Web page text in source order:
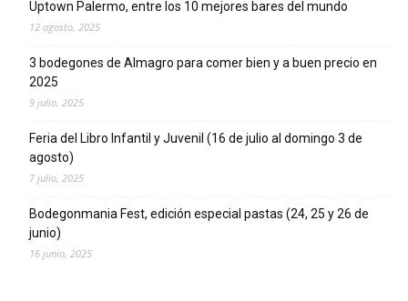
Uptown Palermo, entre los 10 mejores bares del mundo
12 agosto, 2025
3 bodegones de Almagro para comer bien y a buen precio en
2025
9 julio, 2025
Feria del Libro Infantil y Juvenil (16 de julio al domingo 3 de
agosto)
7 julio, 2025
Bodegonmania Fest, edición especial pastas (24, 25 y 26 de
junio)
16 junio, 2025